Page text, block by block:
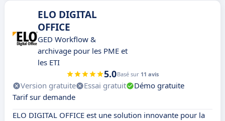
ELO DIGITAL
OFFICE
GED Workflow &
archivage pour les PME et
les ETI
5.0Basé sur 11 avis
Version gratuite Essai gratuit
Démo gratuite
Tarif sur demande
ELO DIGITAL OFFICE est une solution innovante pour la